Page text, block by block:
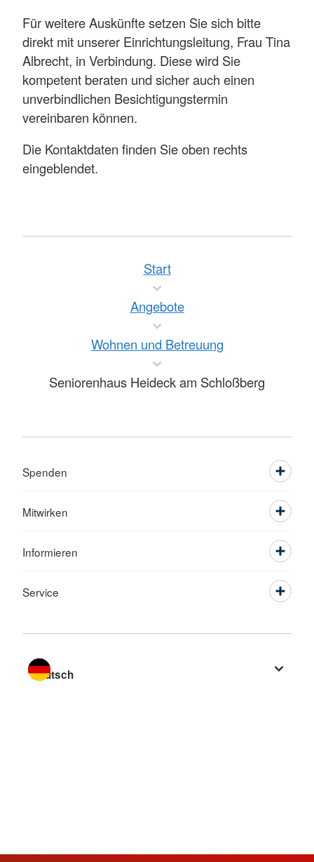
Für weitere Auskünfte setzen Sie sich bitte
direkt mit unserer Einrichtungsleitung, Frau Tina
Albrecht, in Verbindung. Diese wird Sie
kompetent beraten und sicher auch einen
unverbindlichen Besichtigungstermin
vereinbaren können.
Die Kontaktdaten finden Sie oben rechts
eingeblendet.
Start
Angebote
Wohnen und Betreuung
Seniorenhaus Heideck am Schloßberg
Spenden
Mitwirken
Informieren
Service
Sprache wechseln zu